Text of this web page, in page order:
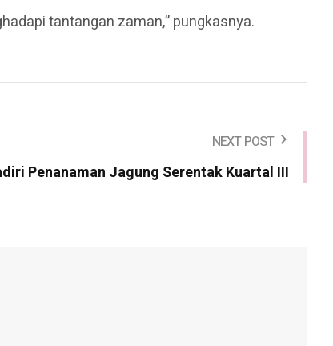
tantangan zaman,” pungkasnya.
NEXT POST
Penanaman Jagung Serentak Kuartal III